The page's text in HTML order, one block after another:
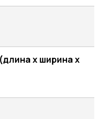
х ширина х